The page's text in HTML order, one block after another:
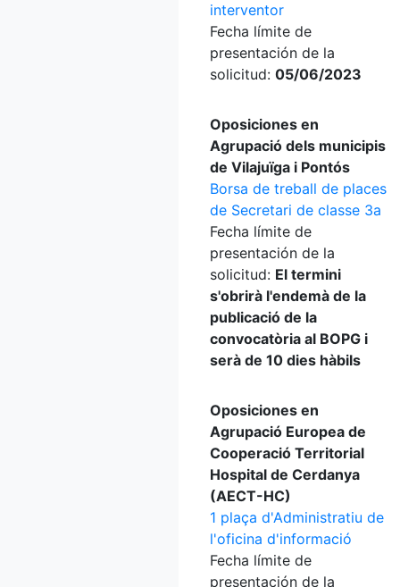
interventor
Fecha límite de
presentación de la
solicitud: 05/06/2023
Oposiciones en
Agrupació dels municipis
de Vilajuïga i Pontós
Borsa de treball de places
de Secretari de classe 3a
Fecha límite de
presentación de la
solicitud: El termini
s'obrirà l'endemà de la
publicació de la
convocatòria al BOPG i
serà de 10 dies hàbils
Oposiciones en
Agrupació Europea de
Cooperació Territorial
Hospital de Cerdanya
(AECT-HC)
1 plaça d'Administratiu de
l'oficina d'informació
Fecha límite de
presentación de la